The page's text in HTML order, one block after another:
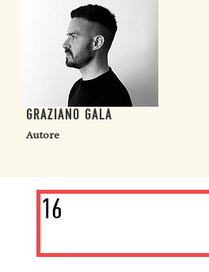
GRAZIANO GALA
Autore
16